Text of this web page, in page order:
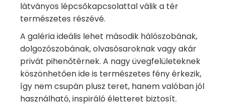
látványos lépcsőkapcsolattal válik a tér
természetes részévé.
A galéria ideális lehet második hálószobának,
dolgozószobának, olvasósaroknak vagy akár
privát pihenőtérnek. A nagy üvegfelületeknek
köszönhetően ide is természetes fény érkezik,
így nem csupán plusz teret, hanem valóban jól
használható, inspiráló életteret biztosít.